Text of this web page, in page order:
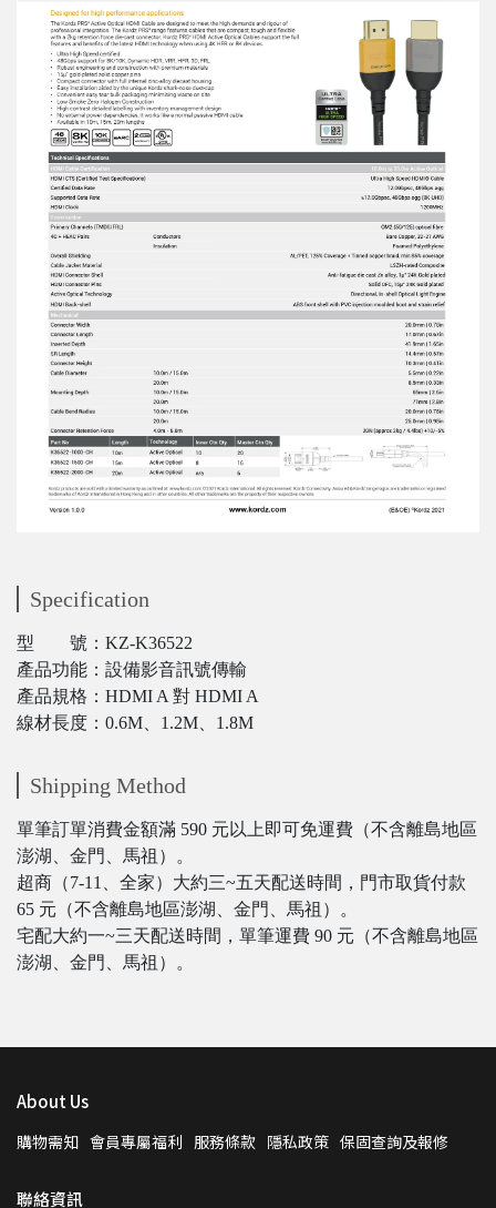
Specification
型 號：KZ-K36522
產品功能：設備影音訊號傳輸
產品規格：HDMI A 對 HDMI A
線材長度：0.6M、1.2M、1.8M
Shipping Method
單筆訂單消費金額滿 590 元以上即可免運費（不含離島地區
澎湖、金門、馬祖）。
超商（7-11、全家）大約三~五天配送時間，門市取貨付款
65 元（不含離島地區澎湖、金門、馬祖）。
宅配大約一~三天配送時間，單筆運費 90 元（不含離島地區
澎湖、金門、馬祖）。
About Us
購物需知 會員專屬福利 服務條款 隱私政策 保固查詢及報修
聯絡資訊